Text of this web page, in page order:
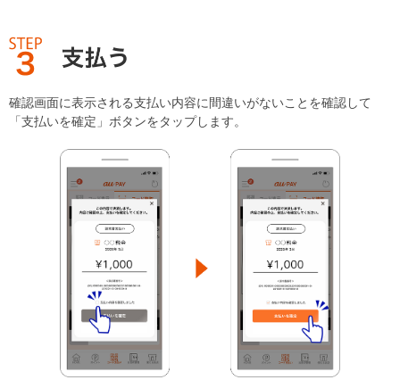
確認画面に表示される支払い内容に間違いがないことを確認して
「支払いを確定」ボタンをタップします。